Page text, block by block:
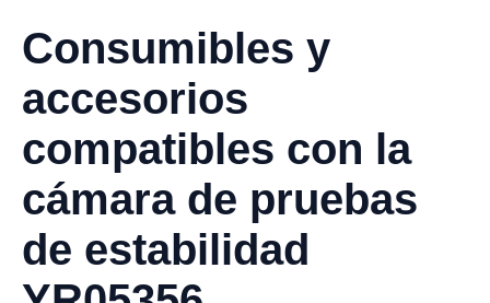
Consumibles y
accesorios
compatibles con la
cámara de pruebas
de estabilidad